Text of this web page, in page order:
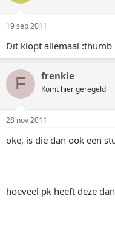
19 sep 2011
Dit klopt allemaal :thumb
F frenkie
Komt hier geregeld
28 nov 2011
oke, is die dan ook een
hoeveel pk heeft deze